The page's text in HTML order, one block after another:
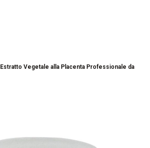
Vegetale alla Placenta Professionale da